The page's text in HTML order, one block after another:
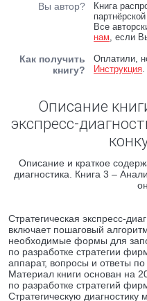
Вы автор?
Книга
Все
нам, если
Как получить
книгу?
Оплатили,
Инструкция.
Описание
экспресс-
Описание и краткое
диагностика. Книга 3 –
Стратегическая экспресс-
включает пошаговый
необходимые формы для
по разработке стратегии
аппарат, вопросы и ответы по
Материал книги основан на
по разработке стратегий
Стратегическую